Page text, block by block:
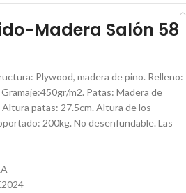
Madera Salón 58
Plywood, madera de pino. Relleno:
m2. Patas: Madera de
patas: 27.5cm. Altura de los
200kg. No desenfundable. Las